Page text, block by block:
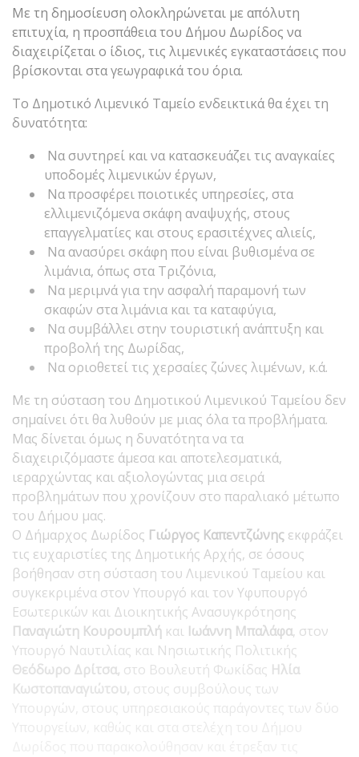
Με τη δημοσίευση ολοκληρώνεται με απόλυτη
επιτυχία, η προσπάθεια του Δήμου Δωρίδος να
διαχειρίζεται ο ίδιος, τις λιμενικές εγκαταστάσεις που
βρίσκονται στα γεωγραφικά του όρια.
Το Δημοτικό Λιμενικό Ταμείο ενδεικτικά θα έχει τη
δυνατότητα:
Να συντηρεί και να κατασκευάζει τις αναγκαίες
υποδομές λιμενικών έργων,
Να προσφέρει ποιοτικές υπηρεσίες, στα
ελλιμενιζόμενα σκάφη αναψυχής, στους
επαγγελματίες και στους ερασιτέχνες αλιείς,
Να ανασύρει σκάφη που είναι βυθισμένα σε
λιμάνια, όπως στα Τριζόνια,
Να μεριμνά για την ασφαλή παραμονή των
σκαφών στα λιμάνια και τα καταφύγια,
Να συμβάλλει στην τουριστική ανάπτυξη και
προβολή της Δωρίδας,
Να οριοθετεί τις χερσαίες ζώνες λιμένων, κ.ά.
Με τη σύσταση του Δημοτικού Λιμενικού Ταμείου δεν
σημαίνει ότι θα λυθούν με μιας όλα τα προβλήματα.
Μας δίνεται όμως η δυνατότητα να τα
διαχειριζόμαστε άμεσα και αποτελεσματικά,
ιεραρχώντας και αξιολογώντας μια σειρά
προβλημάτων που χρονίζουν στο παραλιακό μέτωπο
του Δήμου μας.
Ο Δήμαρχος Δωρίδος Γιώργος Καπεντζώνης εκφράζει
τις ευχαριστίες της Δημοτικής Αρχής, σε όσους
βοήθησαν στη σύσταση του Λιμενικού Ταμείου και
συγκεκριμένα στον Υπουργό και τον Υφυπουργό
Εσωτερικών και Διοικητικής Ανασυγκρότησης
Παναγιώτη Κουρουμπλή και Ιωάννη Μπαλάφα, στον
Υπουργό Ναυτιλίας και Νησιωτικής Πολιτικής
Θεόδωρο Δρίτσα, στο Βουλευτή Φωκίδας Ηλία
Κωστοπαναγιώτου, στους συμβούλους των
Υπουργών, στους υπηρεσιακούς παράγοντες των δύο